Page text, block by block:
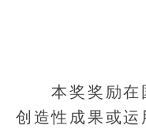
本奖奖励在
创造性成果或